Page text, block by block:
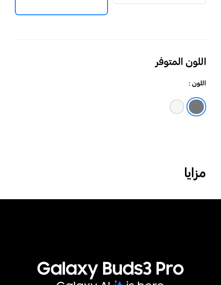
اللون المتوفر
اللون :
مزايا